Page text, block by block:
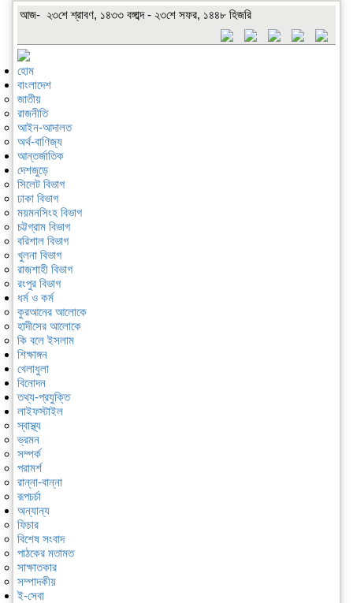
আজ- ২৩শে শ্রাবণ, ১৪৩৩ বঙ্গাব্দ - ২৩শে সফর, ১৪৪৮ হিজরি
হোম
বাংলাদেশ
জাতীয়
রাজনীতি
আইন-আদালত
অর্থ-বাণিজ্য
আন্তর্জাতিক
দেশজুড়ে
সিলেট বিভাগ
ঢাকা বিভাগ
ময়মনসিংহ বিভাগ
চট্টগ্রাম বিভাগ
বরিশাল বিভাগ
খুলনা বিভাগ
রাজশাহী বিভাগ
রংপুর বিভাগ
ধর্ম ও কর্ম
কুরআনের আলোকে
হাদীসের আলোকে
কি বলে ইসলাম
শিক্ষাঙ্গন
খেলাধুলা
বিনোদন
তথ্য-প্রযুক্তি
লাইফস্টাইল
স্বাস্থ্য
ভ্রমন
সম্পর্ক
পরামর্শ
রান্না-বান্না
রূপচর্চা
অন্যান্য
ফিচার
বিশেষ সংবাদ
পাঠকের মতামত
সাক্ষাতকার
সম্পাদকীয়
ই-সেবা